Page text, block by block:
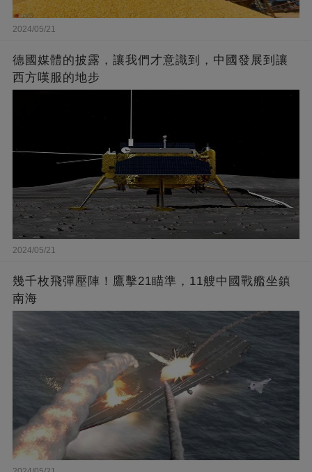
2024/05/21
德國媒體的披露，讓我們才意識到，中國發展到讓
西方嘆服的地步
2024/05/21
幾千枚飛彈壓陣！鷹擊21瞄準，11艘中國戰艦坐鎮
南海